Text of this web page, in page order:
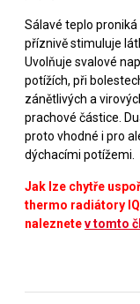
Sálavé teplo
příznivě stimuluje
Uvolňuje svalové
potížích, při
zánětlivých a
prachové částice.
proto vhodné i pro
dýchacími potížemi.
Jak lze chytře
thermo radiátory
naleznetev tomto